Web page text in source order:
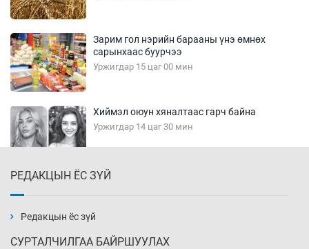
Зарим гол нэрийн барааны үнэ өмнөх
сарынхаас буурчээ
Уржигдар 15 цаг 00 мин
Хиймэл оюун хяналтаас гарч байна
Уржигдар 14 цаг 30 мин
Уржигдар 14 цаг 00 мин
РЕДАКЦЫН ЁС ЗҮЙ
Редакцын ёс зүй
СУРТАЛЧИЛГАА БАЙРШУУЛАХ